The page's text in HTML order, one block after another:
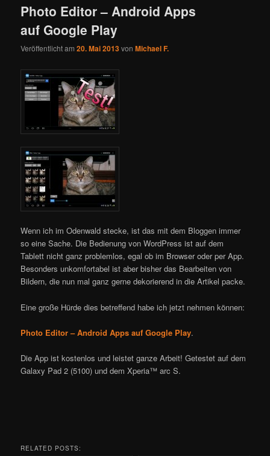
Photo Editor – Android Apps
auf Google Play
Veröffentlicht am20. Mai 2013vonMichael F.
Wenn ich im Odenwald stecke, ist das mit dem Bloggen immer
so eine Sache. Die Bedienung von WordPress ist auf dem
Tablett nicht ganz problemlos, egal ob im Browser oder per App.
Besonders unkomfortabel ist aber bisher das Bearbeiten von
Bildern, die nun mal ganz gerne dekorierend in die Artikel packe.
Eine große Hürde dies betreffend habe ich jetzt nehmen können:
Photo Editor – Android Apps auf Google Play.
Die App ist kostenlos und leistet ganze Arbeit! Getestet auf dem
Galaxy Pad 2 (5100) und dem Xperia™ arc S.
RELATED POSTS: